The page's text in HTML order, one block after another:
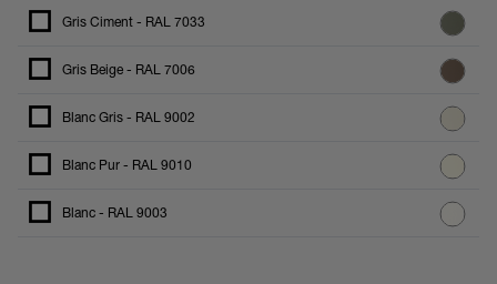
Gris Ciment - RAL 7033
Gris Beige - RAL 7006
Blanc Gris - RAL 9002
Blanc Pur - RAL 9010
Blanc - RAL 9003